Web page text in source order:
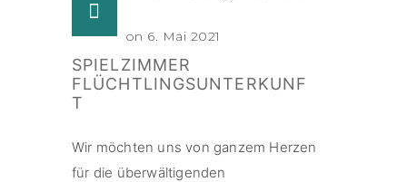
Posted on 6. Mai 2021
SPIELZIMMER
FLÜCHTLINGSUNTERKUNF
T
Wir möchten uns von ganzem Herzen
für die überwältigenden